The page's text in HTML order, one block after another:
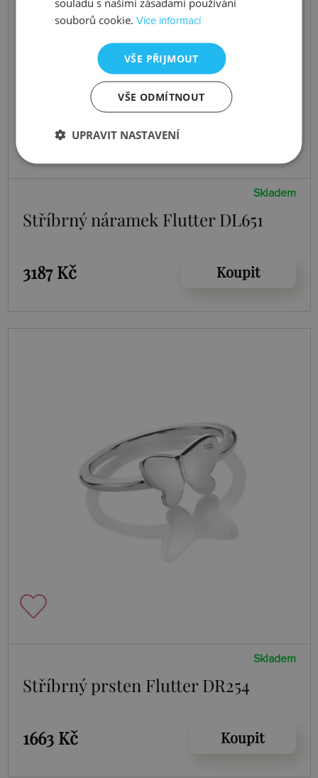
Skladem
Stříbrný náramek Flutter DL651
3187 Kč Koupit
Skladem
Stříbrný prsten Flutter DR254
1663 Kč Koupit
souborů cookie.Více informací
VŠE PŘIJMOUT
VŠE ODMÍTNOUT
UPRAVIT NASTAVENÍ